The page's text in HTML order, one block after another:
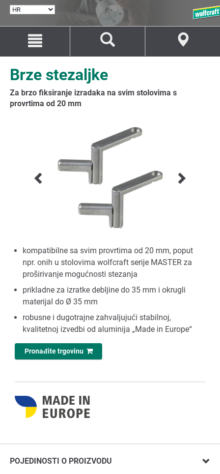
ODABERI
sadržaj
navigaciju
Brze stezaljke
Za brzo fiksiranje izradaka na svim stolovima s
provrtima od 20 mm
kompatibilne sa svim provrtima od 20 mm, poput
npr. onih u stolovima wolfcraft serije MASTER za
proširivanje mogućnosti stezanja
prikladne za izratke debljine do 35 mm i okrugli
materijal do Ø 35 mm
robusne i dugotrajne zahvaljujući stabilnoj,
kvalitetnoj izvedbi od aluminija „Made in Europe“
Pronađite trgovinu
POJEDINOSTI O PROIZVODU